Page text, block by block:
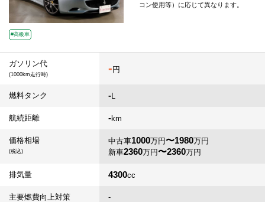
#高級車
コン使用等）に応じて異なります。
ガソリン代
(1000km走行時) - 円
燃料タンク -
航続距離 -km
価格相場
(税込)
中古車1000万円〜1980万円
新車2360万円〜2360万円
排気量 4300cc
主要燃費向上対策 -